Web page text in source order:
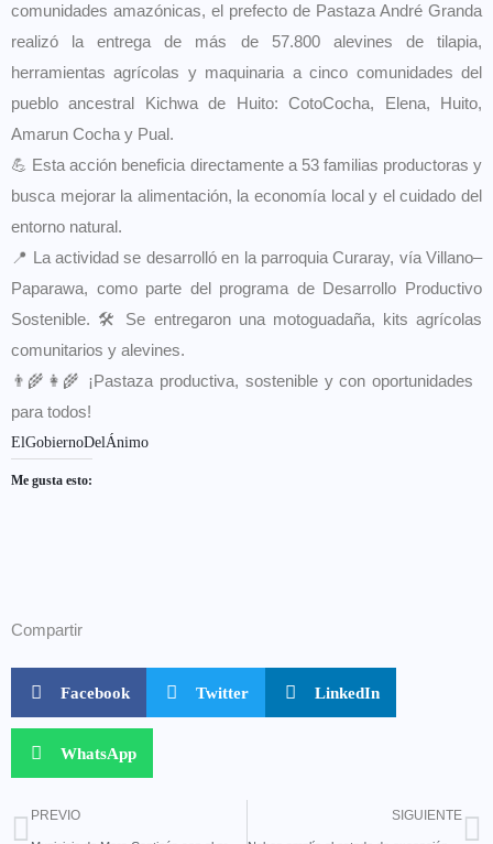
comunidades amazónicas, el prefecto de Pastaza André Granda
realizó la entrega de más de 57.800 alevines de tilapia,
herramientas agrícolas y maquinaria a cinco comunidades del
pueblo ancestral Kichwa de Huito: CotoCocha, Elena, Huito,
Amarun Cocha y Pual.
💪 Esta acción beneficia directamente a 53 familias productoras y
busca mejorar la alimentación, la economía local y el cuidado del
entorno natural.
📍 La actividad se desarrolló en la parroquia Curaray, vía Villano–
Paparawa, como parte del programa de Desarrollo Productivo
Sostenible. 🛠️ Se entregaron una motoguadaña, kits agrícolas
comunitarios y alevines.
👨‍🌾👩‍🌾 ¡Pastaza productiva, sostenible y con oportunidades
para todos!
ElGobiernoDelÁnimo
Me gusta esto:
Compartir
Facebook Twitter LinkedIn
WhatsApp
PREVIO SIGUIENTE